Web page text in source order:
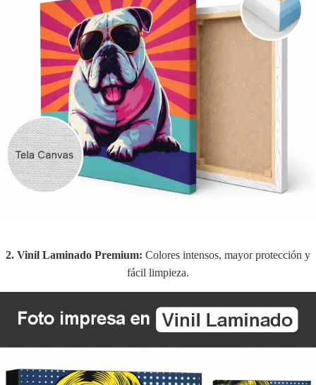
2. Vinil Laminado Premium: Colores intensos, mayor protección y
fácil limpieza.